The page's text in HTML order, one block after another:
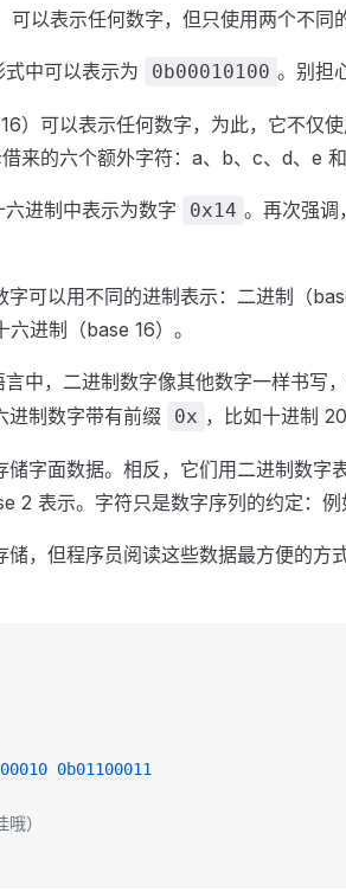
可以表示任何数字，但只使用两个不同
中可以表示为 0b00010100 。别担
16）可以表示任何数字，为此，它不
来的六个额外字符：a、b、c、d、e 和
进制中表示为数字 0x14 。再次强调
字可以用不同的进制表示：二进制（
进制（base 16）。
中，二进制数字像其他数字一样书写
进制数字带有前缀 0x ，比如十进制
储字面数据。相反，它们用二进制数字
2 表示。字符只是数字序列的约定：
储，但程序员阅读这些数据最方便的方
0b01100011
）